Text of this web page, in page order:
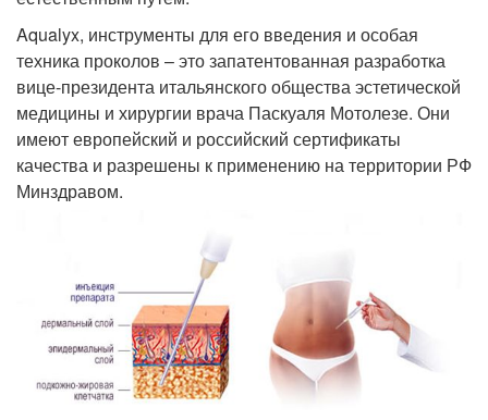
Aqualyx, инструменты для его введения и особая
техника проколов – это запатентованная разработка
вице-президента итальянского общества эстетической
медицины и хирургии врача Паскуаля Мотолезе. Они
имеют европейский и российский сертификаты
качества и разрешены к применению на территории РФ
Минздравом.